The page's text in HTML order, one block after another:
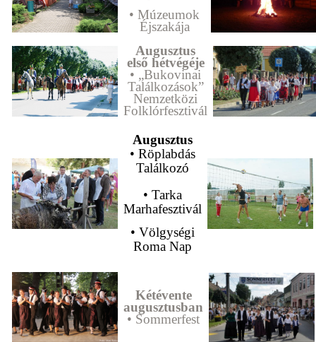
• Múzeumok
Éjszakája
Augusztus
első hétvégéje
• „Bukovinai
Találkozások”
Nemzetközi
Folklórfesztivál
Augusztus
• Röplabdás
Találkozó
• Tarka
Marhafesztivál
• Völgységi
Roma Nap
Kétévente
augusztusban
• Sommerfest